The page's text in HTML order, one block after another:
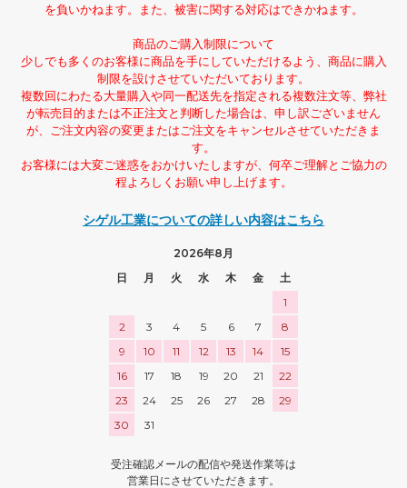
を負いかねます。また、被害に関する対応はできかねます。
商品のご購入制限について
少しでも多くのお客様に商品を手にしていただけるよう、商品に購入
制限を設けさせていただいております。
複数回にわたる大量購入や同一配送先を指定される複数注文等、弊社
が転売目的または不正注文と判断した場合は、申し訳ございません
が、ご注文内容の変更またはご注文をキャンセルさせていただきま
す。
お客様には大変ご迷惑をおかけいたしますが、何卒ご理解とご協力の
程よろしくお願い申し上げます。
シゲル工業についての詳しい内容はこちら
2026年8月
日
月 火 水 木 金
土
1
2
3 4 5 6 7
8
9
10 11 12 13 14
15
16
17 18 19 20 21
22
23
24 25 26 27 28
29
30
31
受注確認メールの配信や発送作業等は
営業日にさせていただきます。